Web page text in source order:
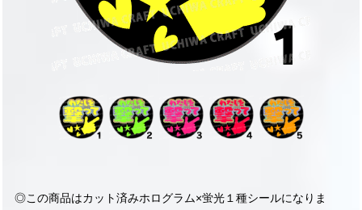
◎この商品はカット済みホログラム×蛍光１種シールになりま